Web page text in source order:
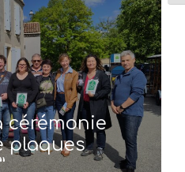
cérémonie
plaques